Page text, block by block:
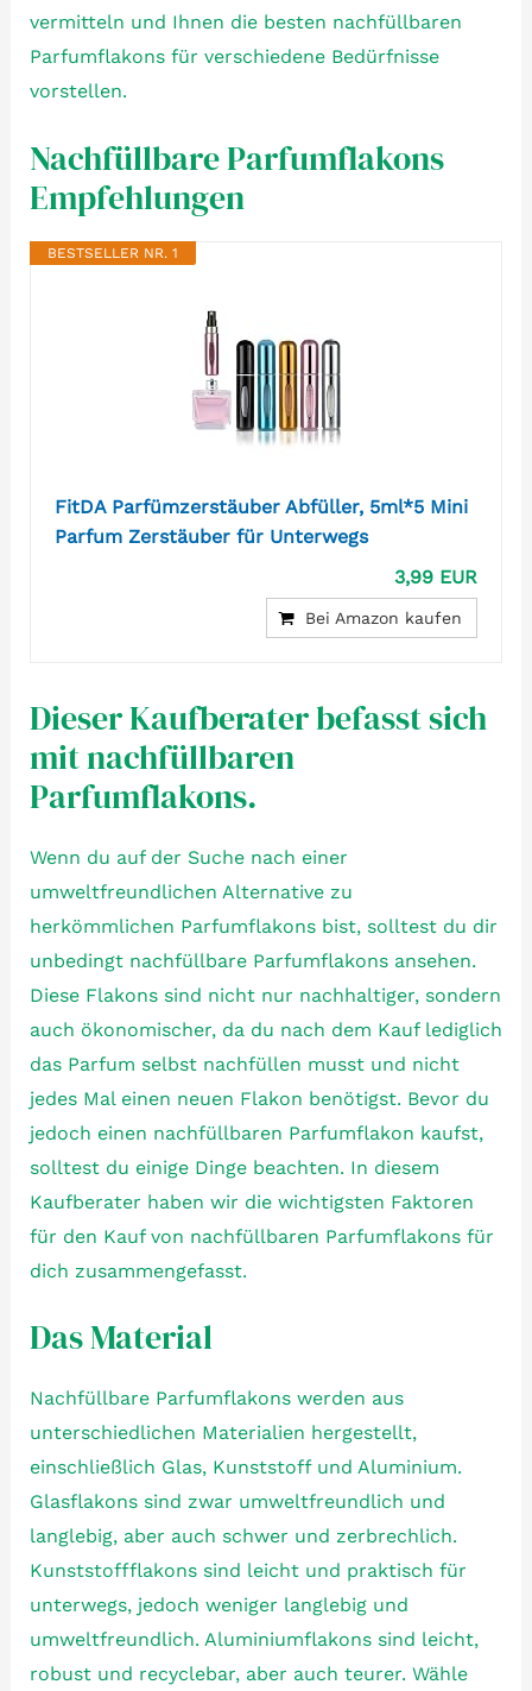
vermitteln und Ihnen die besten nachfüllbaren
Parfumflakons für verschiedene Bedürfnisse
vorstellen.
Nachfüllbare Parfumflakons
Empfehlungen
BESTSELLER NR. 1
FitDA Parfümzerstäuber Abfüller, 5ml*5 Mini
Parfum Zerstäuber für Unterwegs
3,99 EUR
Bei Amazon kaufen
Dieser Kaufberater befasst sich
mit nachfüllbaren
Parfumflakons.
Wenn du auf der Suche nach einer
umweltfreundlichen Alternative zu
herkömmlichen Parfumflakons bist, solltest du dir
unbedingt nachfüllbare Parfumflakons ansehen.
Diese Flakons sind nicht nur nachhaltiger, sondern
auch ökonomischer, da du nach dem Kauf lediglich
das Parfum selbst nachfüllen musst und nicht
jedes Mal einen neuen Flakon benötigst. Bevor du
jedoch einen nachfüllbaren Parfumflakon kaufst,
solltest du einige Dinge beachten. In diesem
Kaufberater haben wir die wichtigsten Faktoren
für den Kauf von nachfüllbaren Parfumflakons für
dich zusammengefasst.
Das Material
Nachfüllbare Parfumflakons werden aus
unterschiedlichen Materialien hergestellt,
einschließlich Glas, Kunststoff und Aluminium.
Glasflakons sind zwar umweltfreundlich und
langlebig, aber auch schwer und zerbrechlich.
Kunststoffflakons sind leicht und praktisch für
unterwegs, jedoch weniger langlebig und
umweltfreundlich. Aluminiumflakons sind leicht,
robust und recyclebar, aber auch teurer. Wähle